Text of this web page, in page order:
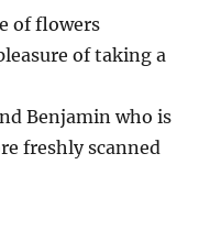
of flowers
of taking a
Benjamin who is
freshly scanned